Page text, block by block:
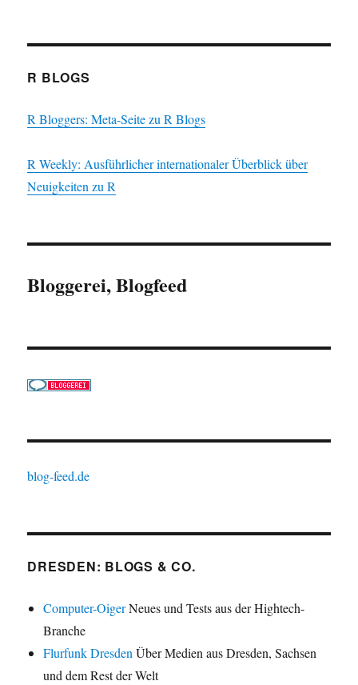
R BLOGS
R Bloggers: Meta-Seite zu R Blogs
R Weekly: Ausführlicher internationaler Überblick über
Neuigkeiten zu R
Bloggerei, Blogfeed
blog-feed.de
DRESDEN: BLOGS & CO.
Computer-OigerNeues und Tests aus der Hightech-
Branche
Flurfunk Dresden Über Medien aus Dresden, Sachsen
und dem Rest der Welt